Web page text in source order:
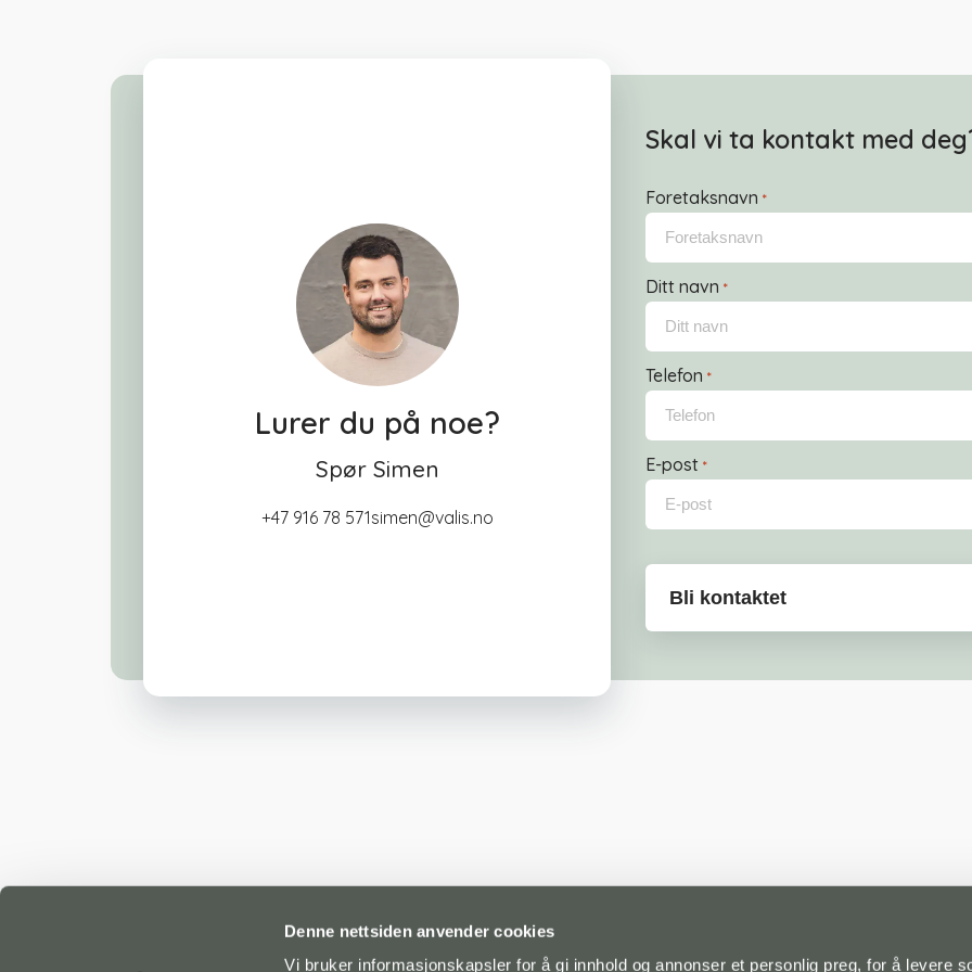
Denne nettsiden anvender cookies
Vi bruker informasjonskapsler for å gi innhold og annonser et personlig preg, for å levere
Lurer du på noe?
Spør Simen
+47 916 78 571simen@valis.no
Skal vi ta kontakt med
Foretaksnavn *
Ditt navn *
Telefon *
E-post *